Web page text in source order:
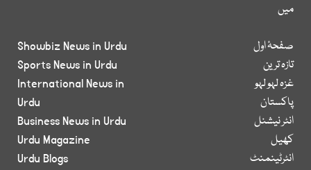
میں
صفحۂ اول
تازہ ترین
غزہ لہو لہو
پاکستان
انٹر نیشنل
کھیل
انٹرٹینمنٹ
Showbiz News in Urdu
Sports News in Urdu
International News in
Urdu
Business News in Urdu
Urdu Magazine
Urdu Blogs